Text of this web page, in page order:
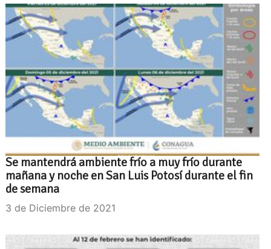
Se mantendrá ambiente frío a muy frío durante
mañana y noche en San Luis Potosí durante el fin
de semana
3 de Diciembre de 2021